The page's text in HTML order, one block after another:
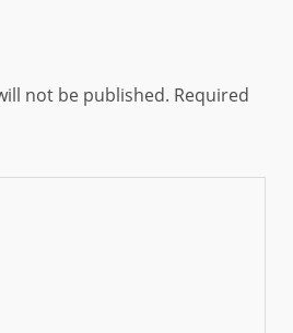
not be published. Required